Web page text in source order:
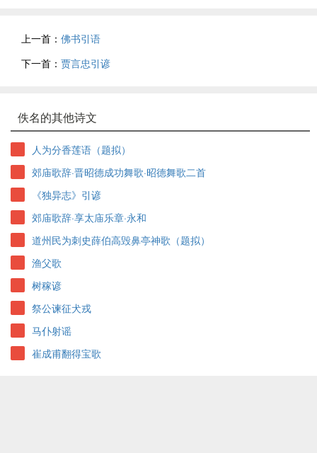
上一首： 佛书引语
下一首： 贾言忠引谚
佚名的其他诗文
人为分香莲语（题拟）
郊庙歌辞·晋昭德成功舞歌·昭德舞歌二首
《独异志》引谚
郊庙歌辞·享太庙乐章·永和
道州民为刺史薛伯高毁鼻亭神歌（题拟）
渔父歌
树稼谚
祭公谏征犬戎
马仆射谣
崔成甫翻得宝歌